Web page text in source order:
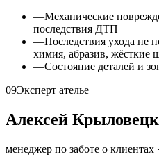
—Механические
последствия ДТП
—Последствия ухода не
химия, абразив, жёсткие
—Состояние деталей и
09Эксперт ателье
Алексей
менеджер по заботе о клиентах ·